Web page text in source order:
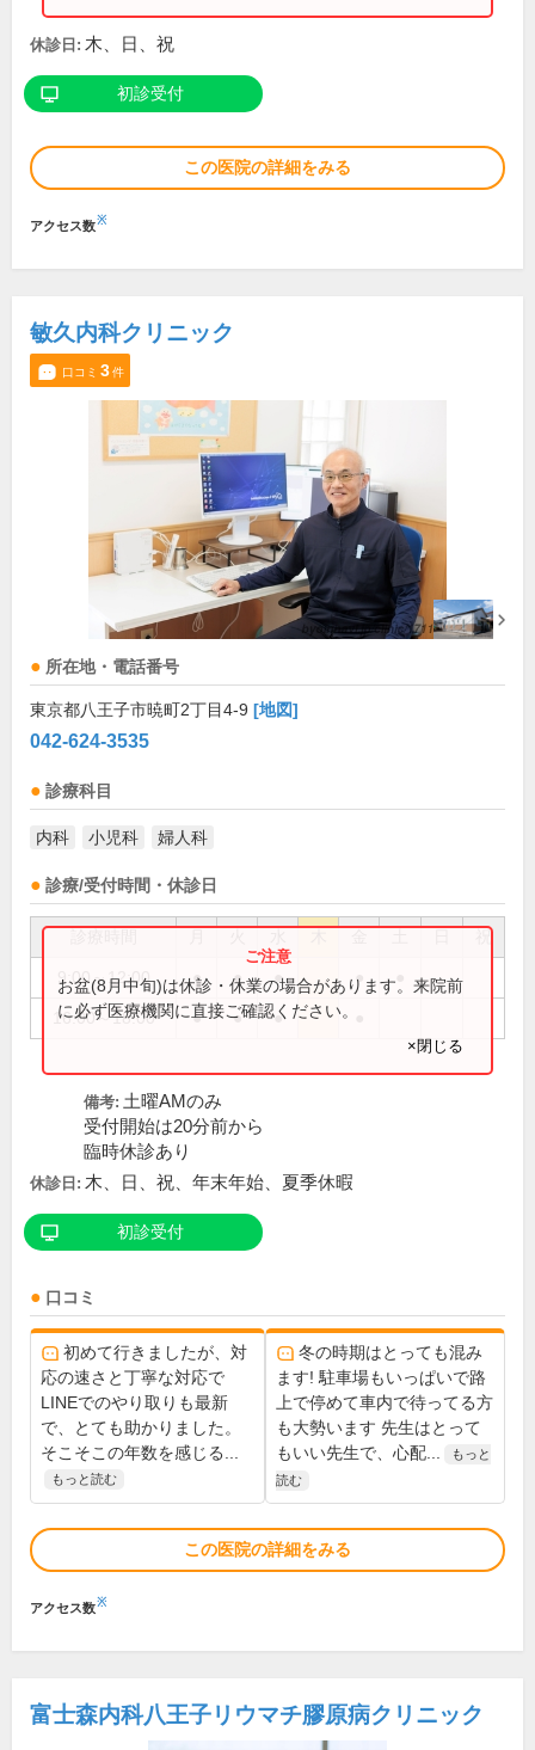
休診日: 木、日、祝
初診受付
この医院の詳細をみる
アクセス数※
敏久内科クリニック
口コミ 3件
所在地・電話番号
東京都八王子市暁町2丁目4-9 [地図]
042-624-3535
診療科目
内科 小児科 婦人科
診療/受付時間・休診日
祝
9:00～12:00 ● ● ● ●
16:00～18:00 ● ● ●
お盆(8月中旬)は休診・休業の場合があります。来院前
に必ず医療機関に直接ご確認ください。
×閉じる
備考: 土曜AMのみ
受付開始は20分前から
臨時休診あり
休診日: 木、日、祝、年末年始、夏季休暇
初診受付
口コミ
初めて行きましたが、対
応の速さと丁寧な対応で
LINEでのやり取りも最新
で、とても助かりました。
そこそこの年数を感じる...
もっと読む
冬の時期はとっても混み
ます! 駐車場もいっぱいで路
上で停めて車内で待ってる方
も大勢います 先生はとって
もいい先生で、心配...
もっと
読む
この医院の詳細をみる
アクセス数※
富士森内科八王子リウマチ膠原病クリニック